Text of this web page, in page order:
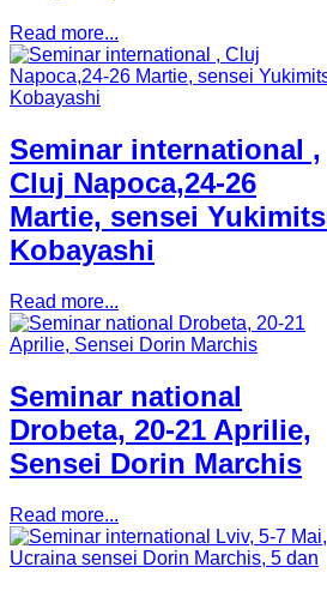
Read more...
Seminar international ,
Cluj Napoca,24-26
Martie, sensei
Kobayashi
Read more...
Seminar national
Drobeta, 20-21 Aprilie,
Sensei Dorin Marchis
Read more...